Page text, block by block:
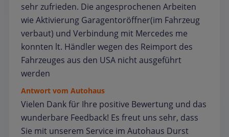
sehr zufrieden. Die angesprochenen Arbeiten
wie Aktivierung Garagentoröffner(im Fahrzeug
verbaut) und Verbindung mit Mercedes me
konnten lt. Händler wegen des Reimport des
Fahrzeuges aus den USA nicht ausgeführt
werden
Antwort vom Autohaus
Vielen Dank für Ihre positive Bewertung und das
wunderbare Feedback! Es freut uns sehr, dass
Sie mit unserem Service im Autohaus Durst